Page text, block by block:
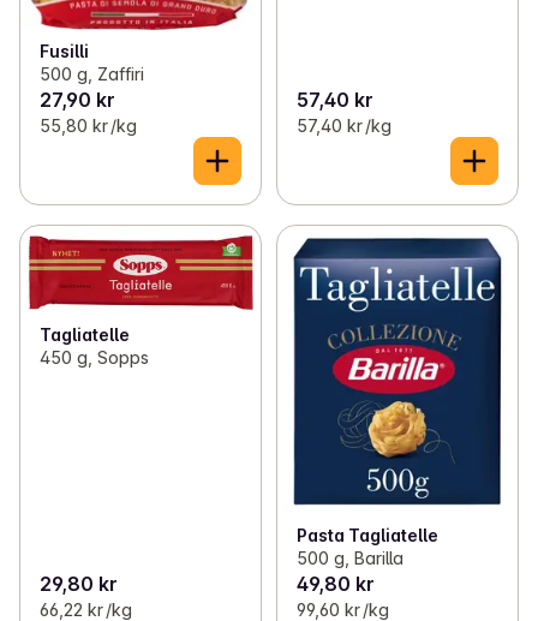
Fusilli
500 g, Zaffiri
27,90 kr
55,80 kr /kg
57,40 kr
57,40 kr /kg
Tagliatelle
450 g, Sopps
29,80 kr
66,22 kr /kg
Pasta Tagliatelle
500 g, Barilla
49,80 kr
99,60 kr /kg